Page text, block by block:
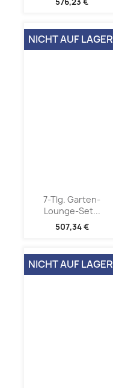
7-Tlg. Garten-
Lounge-Set...
507,34 €
NICHT AUF LAGER
NICHT AUF LAGER